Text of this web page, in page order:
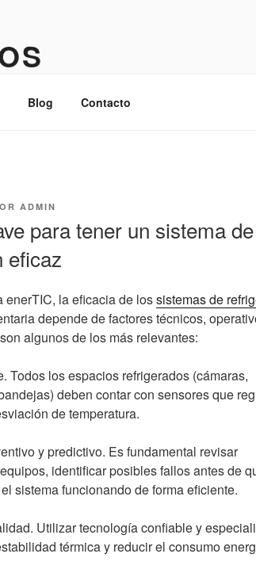
Blog Contacto
ADMIN
para tener un sistema de
eficaz
enerTIC, la eficacia de lossistemas de
depende de factores técnicos,
algunos de los más relevantes:
Todos los espacios refrigerados (cámaras,
deben contar con sensores que
de temperatura.
y predictivo. Es fundamental revisar
identificar posibles fallos antes de
sistema funcionando de forma eficiente.
Utilizar tecnología confiable y
térmica y reducir el consumo